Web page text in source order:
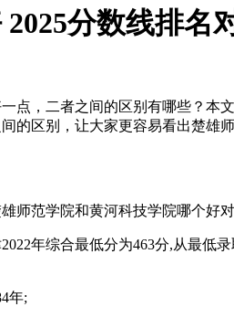
分数线排名
点，二者之间的区别有哪些？
区别，让大家更容易看出楚雄
师范学院和黄河科技学院哪个好对
年综合最低分为463分,从最低录
年;